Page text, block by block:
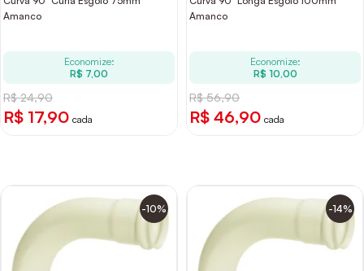
Amanco
Economize:
R$ 7,00
R$ 24,90
R$ 17,90 cada
Amanco
Economize:
R$ 10,00
R$ 56,90
R$ 46,90 cada
-10% -14%